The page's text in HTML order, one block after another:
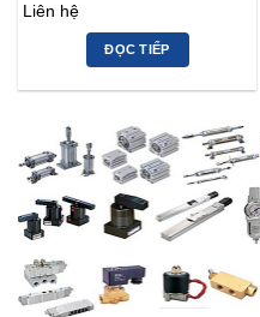
Liên hệ
ĐỌC TIẾP